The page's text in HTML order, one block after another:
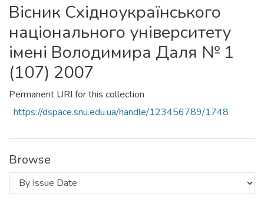
Вісник Східноукраїнського
національного університету
імені Володимира Даля № 1
(107) 2007
Permanent URI for this collection
https://dspace.snu.edu.ua/handle/123456789/1748
Browse